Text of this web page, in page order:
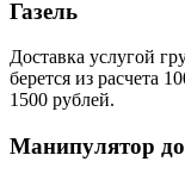
Газель
Доставка услугой
берется из расчета
1500 рублей.
Манипулятор